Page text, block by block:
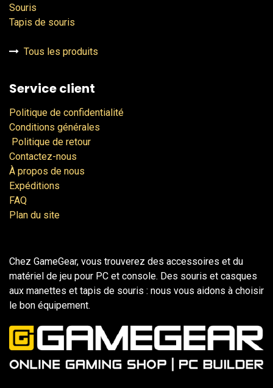
Souris
Tapis de souris
Tous les produits
Service client
Politique de confidentialité
Conditions générales
Politique de retour
Contactez-nous
À propos de nous
Expéditions
FAQ
Plan du site
Chez GameGear, vous trouverez des accessoires et du
matériel de jeu pour PC et console. Des souris et casques
aux manettes et tapis de souris : nous vous aidons à choisir
le bon équipement.